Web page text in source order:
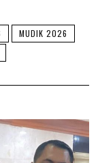
MUDIK 2026